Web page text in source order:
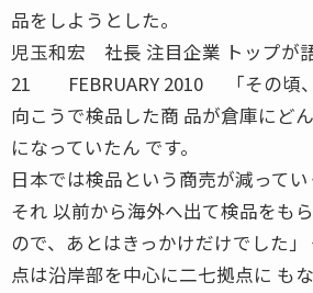
品をしようとした。
児玉和宏 社長 注目企業 トップが
21 FEBRUARY 2010 「その頃
向こうで検品した商 品が倉庫にど
になっていたん です。
日本では検品という商売が減ってい
それ 以前から海外へ出て検品をも
ので、あとはきっかけだけでした
点は沿岸部を中心に二七拠点に もな